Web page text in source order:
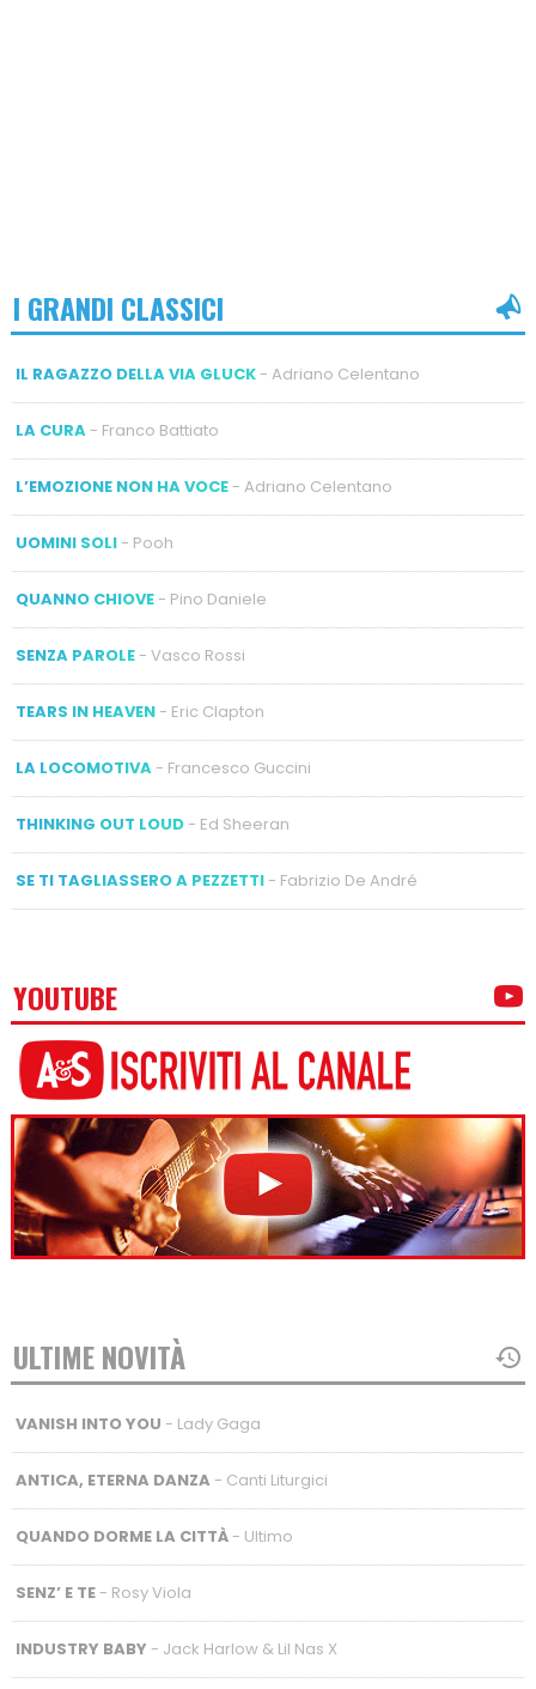
I GRANDI CLASSICI
IL RAGAZZO DELLA VIA GLUCK- Adriano Celentano
LA CURA- Franco Battiato
L’EMOZIONE NON HA VOCE- Adriano Celentano
UOMINI SOLI- Pooh
QUANNO CHIOVE- Pino Daniele
SENZA PAROLE- Vasco Rossi
TEARS IN HEAVEN- Eric Clapton
LA LOCOMOTIVA- Francesco Guccini
THINKING OUT LOUD- Ed Sheeran
SE TI TAGLIASSERO A PEZZETTI- Fabrizio De André
YOUTUBE
ULTIME NOVITÀ
VANISH INTO YOU - Lady Gaga
ANTICA, ETERNA DANZA - Canti Liturgici
QUANDO DORME LA CITTÀ- Ultimo
SENZ’ E TE- Rosy Viola
INDUSTRY BABY - Jack Harlow & Lil Nas X